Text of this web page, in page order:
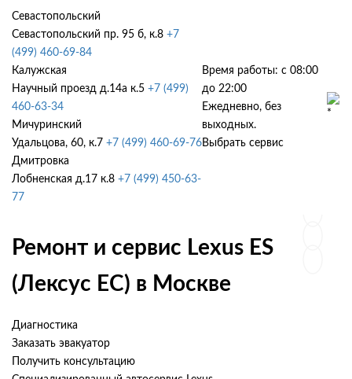
Севастопольский
Севастопольский пр. 95 б, к.8 +7
(499) 460-69-84
Калужская
Научный проезд д.14а к.5 +7 (499)
460-63-34
Мичуринский
Удальцова, 60, к.7 +7 (499) 460-69-76
Дмитровка
Лобненская д.17 к.8 +7 (499) 450-63-
77
Время работы: с 08:00
до 22:00
Ежедневно, без
выходных.
Выбрать сервис
Ремонт и сервис Lexus ES
(Лексус ЕС) в Москве
Диагностика
Заказать эвакуатор
Получить консультацию